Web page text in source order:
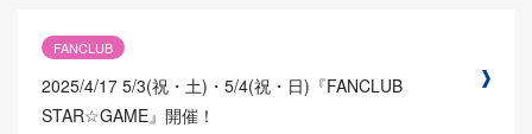
FANCLUB
2025/4/17 5/3(祝・土)・5/4(祝・日)『FANCLUB
STAR☆GAME』開催！